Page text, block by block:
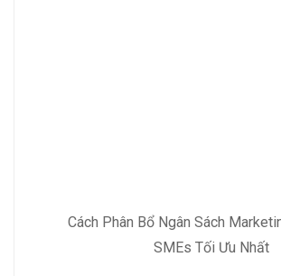
Cách Phân Bổ Ngân Sách
SMEs Tối Ưu Nhất